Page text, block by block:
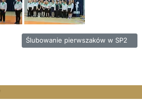
Następna strona: Ślubowanie
Ślubowanie pierwszaków w SP2